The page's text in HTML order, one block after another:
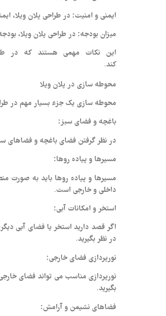
ایمنی و امنیت: در طراحی پلان ویلا،
میزان بودجه: در طراحی پلان ویلا،
این نکات مهمی هستند که در
کند.
محوطه سازی در پلان ویلا
محوطه‌ سازی یک جزء بسیار مهم در
باغچه و فضای سبز:
در نظر گرفتن فضای باغچه و فضاهای
مسیرها و پیاده‌ روها:
مسیرها و پیاده‌ روها باید به صورت
داخلی و خارجی است.
استخر و امکانات آبی:
اگر قصد دارید استخر یا فضای آبی
در نظر بگیرید.
نورپردازی فضای خارجی:
نورپردازی مناسب می‌ تواند فضای
بگیرید.
فضاهای نشیمن و آرامش: